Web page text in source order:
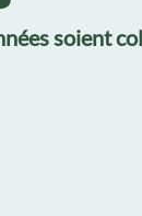
soient